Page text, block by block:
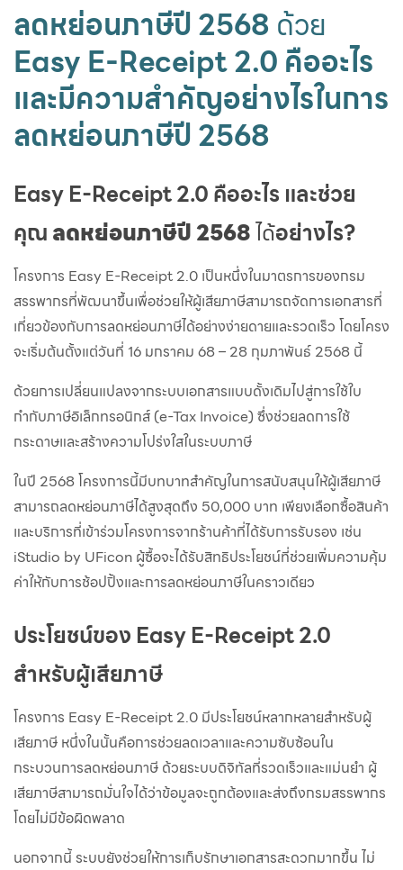
ลดหย่อนภาษีปี 2568 ด้วย
Easy E-Receipt 2.0 คืออะไร
และมีความสำคัญอย่างไรในการ
ลดหย่อนภาษีปี 2568
Easy E-Receipt 2.0 คืออะไร และช่วย
คุณลดหย่อนภาษีปี 2568ได้อย่างไร?
โครงการ Easy E-Receipt 2.0 เป็นหนึ่งในมาตรการของกรม
สรรพากรที่พัฒนาขึ้นเพื่อช่วยให้ผู้เสียภาษีสามารถจัดการเอกสารที่
เกี่ยวข้องกับการลดหย่อนภาษีได้อย่างง่ายดายและรวดเร็ว โดยโครง
จะเริ่มต้นตั้งแต่วันที่ 16 มกราคม 68 – 28 กุมภาพันธ์ 2568 นี้
ด้วยการเปลี่ยนแปลงจากระบบเอกสารแบบดั้งเดิมไปสู่การใช้ใบ
กำกับภาษีอิเล็กทรอนิกส์ (e-Tax Invoice) ซึ่งช่วยลดการใช้
กระดาษและสร้างความโปร่งใสในระบบภาษี
ในปี 2568 โครงการนี้มีบทบาทสำคัญในการสนับสนุนให้ผู้เสียภาษี
สามารถลดหย่อนภาษีได้สูงสุดถึง 50,000 บาท เพียงเลือกซื้อสินค้า
และบริการที่เข้าร่วมโครงการจากร้านค้าที่ได้รับการรับรอง เช่น
iStudio by UFicon ผู้ซื้อจะได้รับสิทธิประโยชน์ที่ช่วยเพิ่มความคุ้ม
ค่าให้กับการช้อปปิ้งและการลดหย่อนภาษีในคราวเดียว
ประโยชน์ของ Easy E-Receipt 2.0
สำหรับผู้เสียภาษี
โครงการ Easy E-Receipt 2.0 มีประโยชน์หลากหลายสำหรับผู้
เสียภาษี หนึ่งในนั้นคือการช่วยลดเวลาและความซับซ้อนใน
กระบวนการลดหย่อนภาษี ด้วยระบบดิจิทัลที่รวดเร็วและแม่นยำ ผู้
เสียภาษีสามารถมั่นใจได้ว่าข้อมูลจะถูกต้องและส่งถึงกรมสรรพากร
โดยไม่มีข้อผิดพลาด
นอกจากนี้ ระบบยังช่วยให้การเก็บรักษาเอกสารสะดวกมากขึ้น ไม่